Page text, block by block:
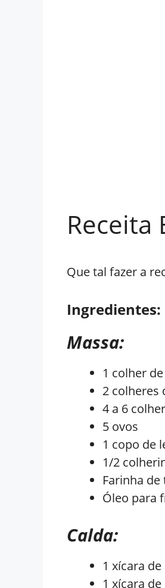
Receita
Que tal fazer a
Ingredientes:
Massa:
1 colher
2 colheres
4 a 6
5 ovos
1 copo de
1/2
Farinha
Óleo para
Calda:
1 xícara
1 xícara de